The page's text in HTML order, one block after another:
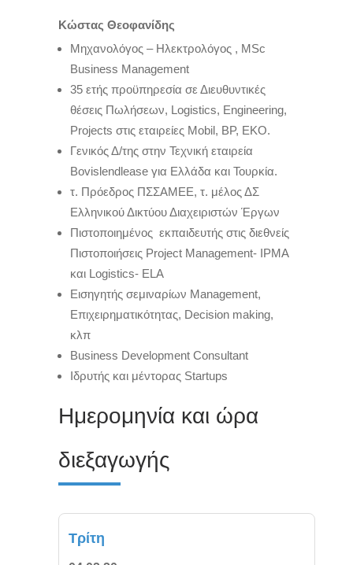
Κώστας Θεοφανίδης
Μηχανολόγος – Ηλεκτρολόγος , MSc
Business Μanagement
35 ετής προϋπηρεσία σε Διευθυντικές
θέσεις Πωλήσεων, Logistics, Engineering,
Projects στις εταιρείες Mobil, BP, EKO.
Γενικός Δ/της στην Τεχνική εταιρεία
Bovislendlease για Ελλάδα και Τουρκία.
τ. Πρόεδρος ΠΣΣΑΜΕΕ, τ. μέλος ΔΣ
Ελληνικού Δικτύου Διαχειριστών Έργων
Πιστοποιημένος εκπαιδευτής στις διεθνείς
Πιστοποιήσεις Project Management- IPMA
και Logistics- ELA
Εισηγητής σεμιναρίων Management,
Επιχειρηματικότητας, Decision making,
κλπ
Business Development Consultant
Ιδρυτής και μέντορας Startups
Ημερομηνία και ώρα
διεξαγωγής
Τρίτη